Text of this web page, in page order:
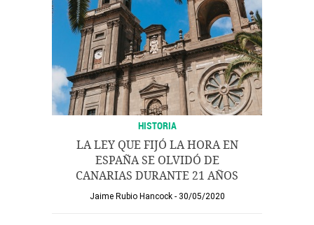
HISTORIA
LA LEY QUE FIJÓ LA HORA EN
ESPAÑA SE OLVIDÓ DE
CANARIAS DURANTE 21 AÑOS
Jaime Rubio Hancock 30/05/2020